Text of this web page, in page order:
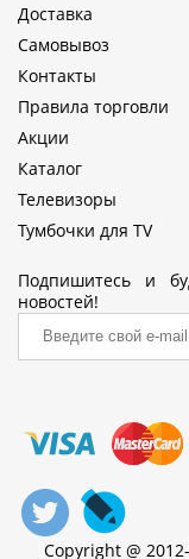
Доставка
Самовывоз
Контакты
Правила торговли
Акции
Каталог
Телевизоры
Тумбочки для TV
Подпишитесь и
новостей!
Copyright @